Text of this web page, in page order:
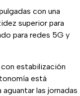
con una
superior para
para redes 5G y
con estabilización
está
las jornadas